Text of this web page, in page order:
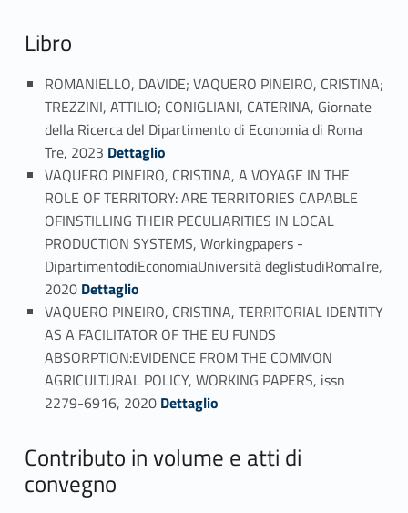
Libro
ROMANIELLO, DAVIDE; VAQUERO PINEIRO, CRISTINA;
TREZZINI, ATTILIO; CONIGLIANI, CATERINA, Giornate
della Ricerca del Dipartimento di Economia di Roma
Tre, 2023 Link identifier #identifier_person_65634-25
Dettaglio
VAQUERO PINEIRO, CRISTINA, A VOYAGE IN THE
ROLE OF TERRITORY: ARE TERRITORIES CAPABLE
OFINSTILLING THEIR PECULIARITIES IN LOCAL
PRODUCTION SYSTEMS, Workingpapers -
DipartimentodiEconomiaUniversità deglistudiRomaTre,
2020 Link identifier #identifier_person_185784-26
Dettaglio
VAQUERO PINEIRO, CRISTINA, TERRITORIAL IDENTITY
AS A FACILITATOR OF THE EU FUNDS
ABSORPTION:EVIDENCE FROM THE COMMON
AGRICULTURAL POLICY, WORKING PAPERS, issn
2279-6916, 2020 Link identifier #identifier_person_68112-27
Dettaglio
Contributo in volume e atti di
convegno